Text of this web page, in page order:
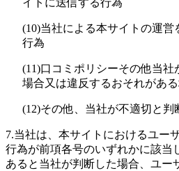
イトに送信する行為
(10)当社による本サイトの運営
行為
(11)口コミポリシーその他当社
場合又は違反するおそれがあ
(12)その他、当社が不適切と判
7.当社は、本サイトにおけるユー
行為が前項各号のいずれかに該当
あると当社が判断した場合、ユー